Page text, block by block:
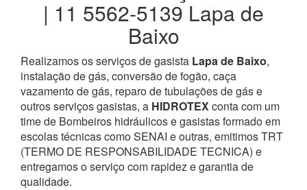
| 11 5562-5139 Lapa de
Baixo
Realizamos os serviços de gasista Lapa de Baixo,
instalação de gás, conversão de fogão, caça
vazamento de gás, reparo de tubulações de gás e
outros serviços gasistas, a HIDROTEXconta com um
time de Bombeiros hidráulicos e gasistas formado em
escolas técnicas como SENAI e outras, emitimos TRT
(TERMO DE RESPONSABILIDADE TECNICA) e
entregamos o serviço com rapidez e garantia de
qualidade.